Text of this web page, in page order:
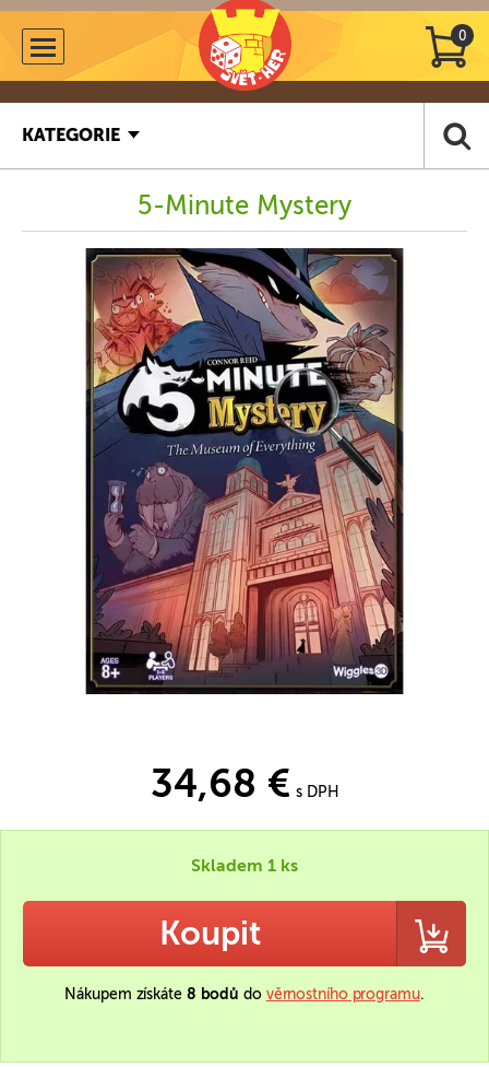
0
KATEGORIE
5-Minute Mystery
34,68 € s DPH
Skladem 1 ks
Koupit
Nákupem získáte 8 bodů do věrnostního programu.